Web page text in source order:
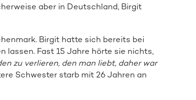
aber in Deutschland, Birgit
Birgit hatte sich bereits bei
lassen. Fast 15 Jahre hörte sie nichts,
zu verlieren, den man liebt, daher war
Schwester starb mit 26 Jahren an